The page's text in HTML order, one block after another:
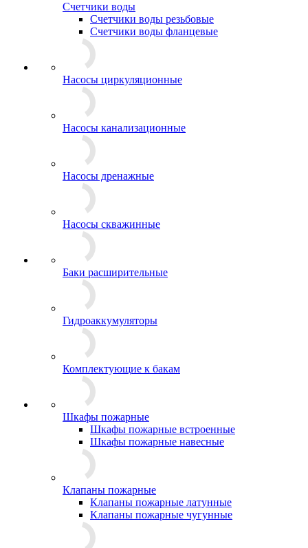
Счетчики воды
Счетчики воды резьбовые
Счетчики воды фланцевые
Насосы циркуляционные
Насосы канализационные
Насосы дренажные
Насосы скважинные
Баки расширительные
Гидроаккумуляторы
Комплектующие к бакам
Шкафы пожарные
Шкафы пожарные встроенные
Шкафы пожарные навесные
Клапаны пожарные
Клапаны пожарные латунные
Клапаны пожарные чугунные